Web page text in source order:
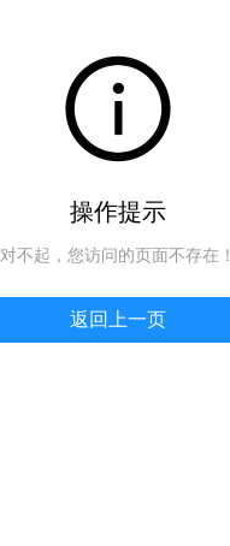
操作提示
对不起，您访问的页面不存在！
返回上一页